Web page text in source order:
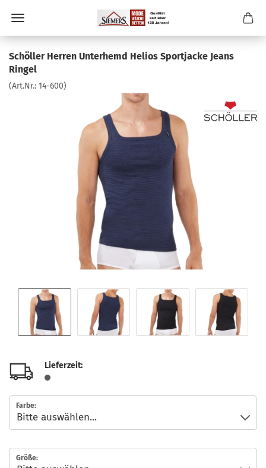
Schöller Herren Unterhemd Helios Sportjacke Jeans
Ringel
(Art.Nr.: 14-600)
Lieferzeit:
Farbe:
Größe: